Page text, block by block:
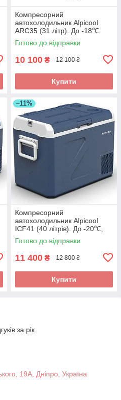
Компресорний
автохолодильник Alpicool
ARC35 (31 літр). До -18℃.
(12, 24 вольт)
Готово до відправки
10 100 ₴ 12 100 ₴
Купити
–11%
Компресорний
автохолодильник Alpicool
ICF41 (40 літрів). До -20℃,
(12, 24, 220 вольт)
Готово до відправки
11 400 ₴ 12 800 ₴
Купити
за рік
19А, Дніпро, Україна